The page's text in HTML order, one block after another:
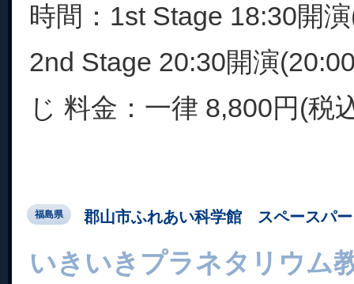
時間：1st Stage 18:30開
2nd Stage 20:30開演
じ 料金：一律 8,800円(税
福島県 郡山市ふれあい科学館 スペースパ
いきいきプラネタリウム